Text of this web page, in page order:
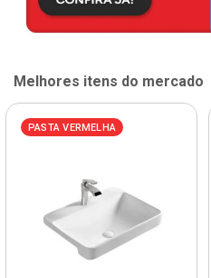
Melhores itens do mercado
PASTA VERMELHA